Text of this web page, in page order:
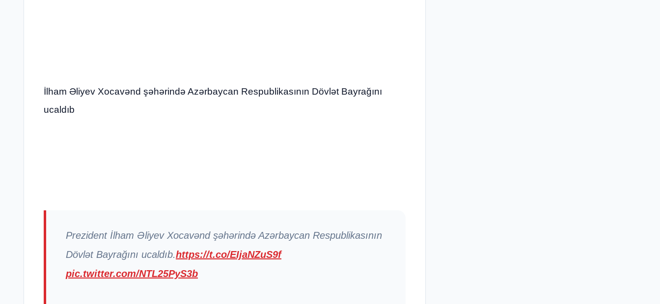
İlham Əliyev Xocavənd şəhərində Azərbaycan Respublikasının Dövlət Bayrağını
ucaldıb
Prezident İlham Əliyev Xocavənd şəhərində Azərbaycan Respublikasının
Dövlət Bayrağını ucaldıb.https://t.co/EIjaNZuS9f
pic.twitter.com/NTL25PyS3b